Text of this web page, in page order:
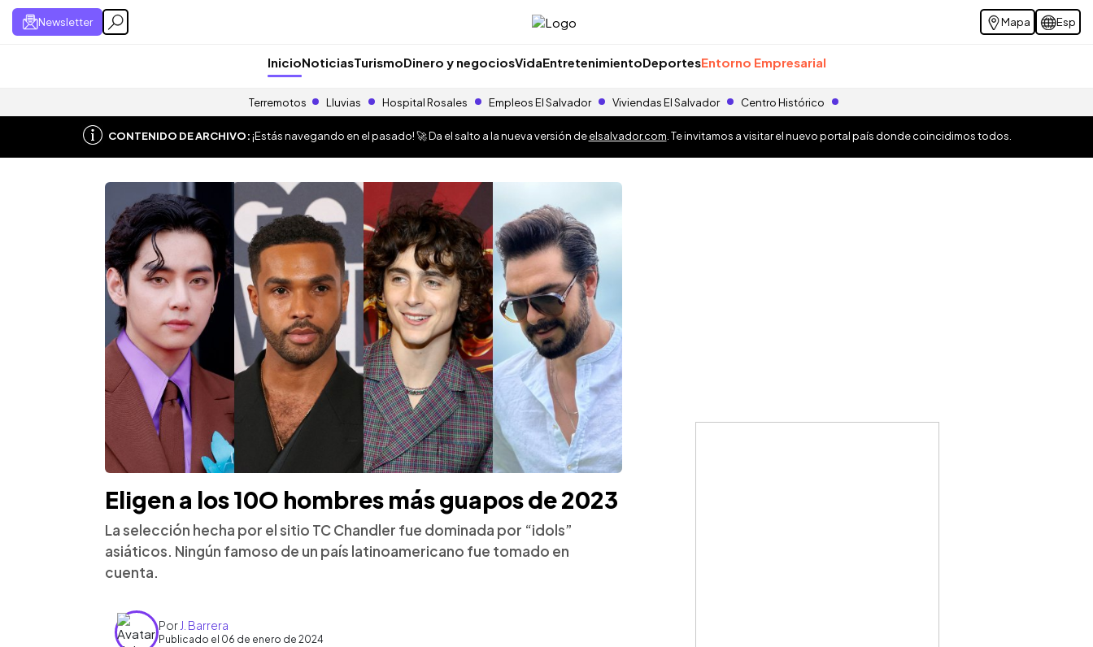
Newsletter Mapa Esp
InicioNoticiasTurismoDinero y negociosVidaEntretenimientoDeportesEntorno Empresarial
Terremotos Lluvias Hospital Rosales Empleos El Salvador Viviendas El Salvador Centro Histórico
CONTENIDO DE ARCHIVO:¡Estás navegando en el pasado! 🚀 Da el salto a la nueva versión deelsalvador.com . Te invitamos a visitar el nuevo portal país donde coincidimos todos.
Eligen a los 10O hombres más guapos de 2023
La selección hecha por el sitio TC Chandler fue dominada por “idols”
asiáticos. Ningún famoso de un país latinoamericano fue tomado en
cuenta.
Por J. Barrera
Publicado el 06 de enero de 2024